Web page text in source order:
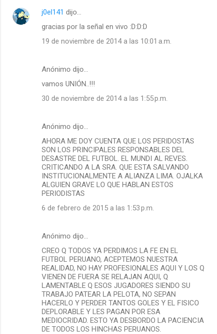
j0el141 dijo…
gracias por la señal en vivo :D:D:D
19 de noviembre de 2014 a las 10:01 a.m.
Anónimo dijo…
vamos UNIÓN..!!!
30 de noviembre de 2014 a las 1:55 p.m.
Anónimo dijo…
AHORA ME DOY CUENTA QUE LOS PERIDOSTAS
SON LOS PRINCIPALES RESPONSABLES DEL
DESASTRE DEL FUTBOL. EL MUNDI AL REVES.
CRITICANDO A LA SRA. QUE ESTA SALVANDO
INSTITUCIONALMENTE A ALIANZA LIMA. OJALKA
ALGUIEN GRAVE LO QUE HABLAN ESTOS
PERIODISTAS
6 de febrero de 2015 a las 1:53 p.m.
Anónimo dijo…
CREO Q TODOS YA PERDIMOS LA FE EN EL
FUTBOL PERUANO, ACEPTEMOS NUESTRA
REALIDAD, NO HAY PROFESIONALES AQUI Y LOS Q
VIENEN DE FUERA SE RELAJAN AQUI, Q
LAMENTABLE Q ESOS JUGADORES SIENDO SU
TRABAJO PATEAR LA PELOTA, NO SEPAN
HACERLO Y PERDER TANTOS GOLES Y EL FISICO
DEPLORABLE Y LES PAGAN POR ESA
MEDIOCRIDAD. ESTO YA DESBORDO LA PACIENCIA
DE TODOS LOS HINCHAS PERUANOS.